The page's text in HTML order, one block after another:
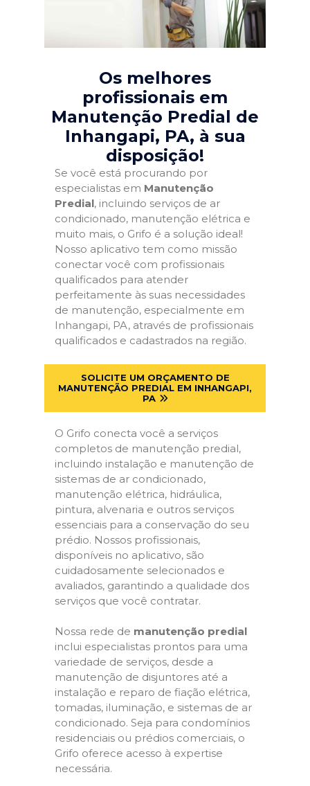
Os melhores
profissionais em
Manutenção Predial de
Inhangapi, PA, à sua
disposição!
Se você está procurando por
especialistas em Manutenção
Predial, incluindo serviços de ar
condicionado, manutenção elétrica e
muito mais, o Grifo é a solução ideal!
Nosso aplicativo tem como missão
conectar você com profissionais
qualificados para atender
perfeitamente às suas necessidades
de manutenção, especialmente em
Inhangapi, PA, através de profissionais
qualificados e cadastrados na região.
SOLICITE UM ORÇAMENTO DE
MANUTENÇÃO PREDIAL EM INHANGAPI,
PA
O Grifo conecta você a serviços
completos de manutenção predial,
incluindo instalação e manutenção de
sistemas de ar condicionado,
manutenção elétrica, hidráulica,
pintura, alvenaria e outros serviços
essenciais para a conservação do seu
prédio. Nossos profissionais,
disponíveis no aplicativo, são
cuidadosamente selecionados e
avaliados, garantindo a qualidade dos
serviços que você contratar.
Nossa rede de manutenção predial
inclui especialistas prontos para uma
variedade de serviços, desde a
manutenção de disjuntores até a
instalação e reparo de fiação elétrica,
tomadas, iluminação, e sistemas de ar
condicionado. Seja para condomínios
residenciais ou prédios comerciais, o
Grifo oferece acesso à expertise
necessária.